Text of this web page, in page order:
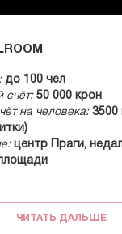
до 100 чел
счёт: 50 000 крон
на человека: 3500
центр Праги,
ЧИТАТЬ ДАЛЬШЕ